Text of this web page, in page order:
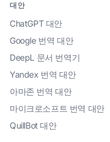
대안
ChatGPT 대안
Google 번역 대안
DeepL 문서 번역기
Yandex 번역 대안
아마존 번역 대안
마이크로소프트 번역 대안
QuillBot 대안